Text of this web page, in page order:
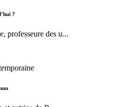
?
professeure des u...